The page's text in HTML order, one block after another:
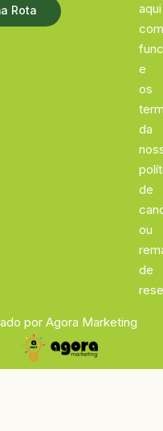
Rota
aqui
e
os
da
de
ou
de
por Agora Marketing